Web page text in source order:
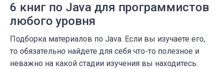
6 книг по Java для программистов
любого уровня
Подборка материалов по Java. Если вы изучаете его,
то обязательно найдете для себя что-то полезное и
неважно на какой стадии изучения вы находитесь.